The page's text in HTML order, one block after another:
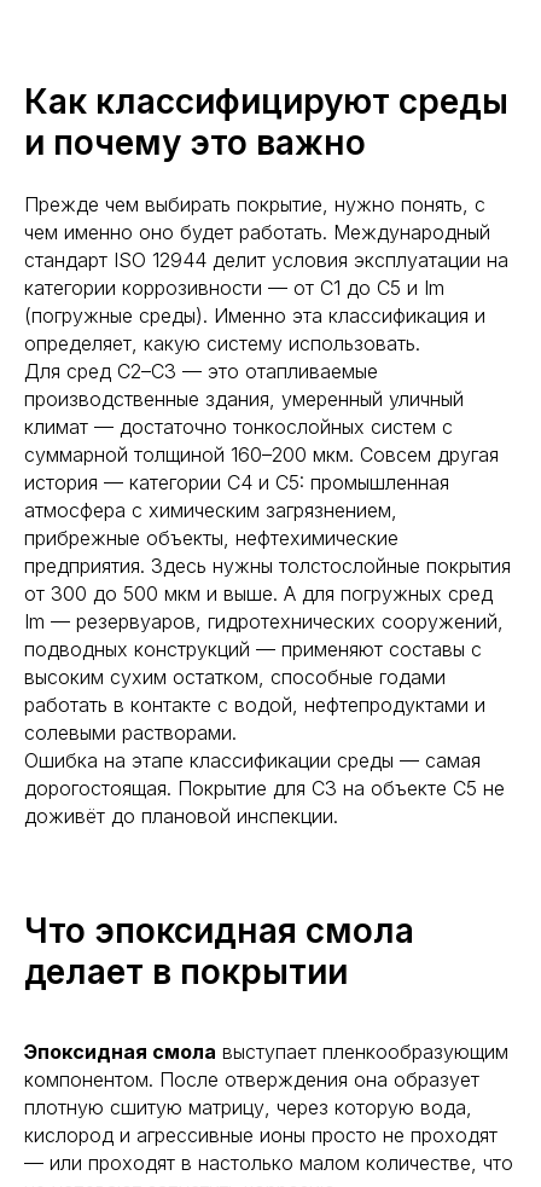
Как классифицируют среды
и почему это важно
Прежде чем выбирать покрытие, нужно понять, с
чем именно оно будет работать. Международный
стандарт ISO 12944 делит условия эксплуатации на
категории коррозивности — от C1 до C5 и Im
(погружные среды). Именно эта классификация и
определяет, какую систему использовать.
Для сред C2–C3 — это отапливаемые
производственные здания, умеренный уличный
климат — достаточно тонкослойных систем с
суммарной толщиной 160–200 мкм. Совсем другая
история — категории C4 и C5: промышленная
атмосфера с химическим загрязнением,
прибрежные объекты, нефтехимические
предприятия. Здесь нужны толстослойные покрытия
от 300 до 500 мкм и выше. А для погружных сред
Im — резервуаров, гидротехнических сооружений,
подводных конструкций — применяют составы с
высоким сухим остатком, способные годами
работать в контакте с водой, нефтепродуктами и
солевыми растворами.
Ошибка на этапе классификации среды — самая
дорогостоящая. Покрытие для C3 на объекте C5 не
доживёт до плановой инспекции.
Что эпоксидная смола
делает в покрытии
Эпоксидная смола выступает пленкообразующим
компонентом. После отверждения она образует
плотную сшитую матрицу, через которую вода,
кислород и агрессивные ионы просто не проходят
— или проходят в настолько малом количестве, что